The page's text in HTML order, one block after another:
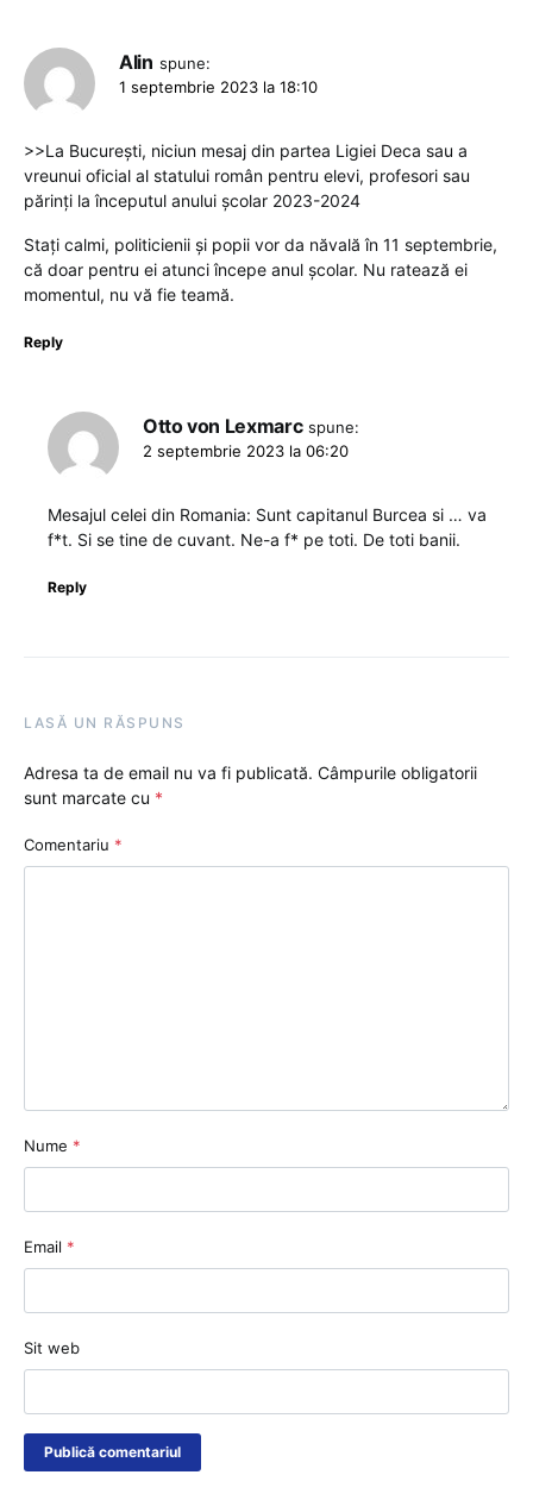
Alin spune:
1 septembrie 2023 la 18:10
>>La București, niciun mesaj din partea Ligiei Deca sau a
vreunui oficial al statului român pentru elevi, profesori sau
părinți la începutul anului școlar 2023-2024
Stați calmi, politicienii și popii vor da năvală în 11 septembrie,
că doar pentru ei atunci începe anul școlar. Nu ratează ei
momentul, nu vă fie teamă.
Reply
Otto von Lexmarc spune:
2 septembrie 2023 la 06:20
Mesajul celei din Romania: Sunt capitanul Burcea si … va
f*t. Si se tine de cuvant. Ne-a f* pe toti. De toti banii.
Reply
LASĂ UN RĂSPUNS
Adresa ta de email nu va fi publicată. Câmpurile obligatorii
sunt marcate cu *
Comentariu *
Nume *
Email *
Sit web